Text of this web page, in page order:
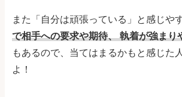
また「自分は頑張っている」と感じや
で相手への要求や期待、 執着が強まり
もあるので、当てはまるかもと感じた
よ！